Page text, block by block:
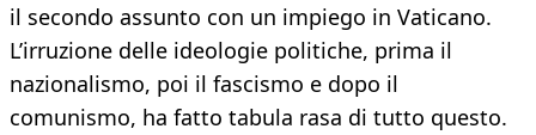
il secondo assunto con un impiego in Vaticano.
L’irruzione delle ideologie politiche, prima il
nazionalismo, poi il fascismo e dopo il
comunismo, ha fatto tabula rasa di tutto questo.